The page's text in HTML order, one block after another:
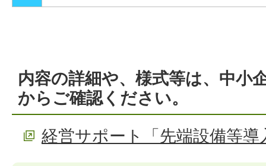
内容の詳細や、様式等は、中小
からご確認ください。
経営サポート「先端設備等